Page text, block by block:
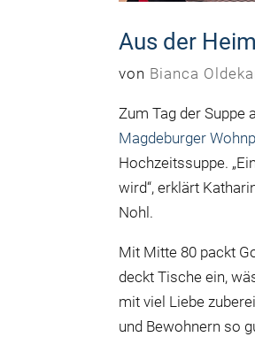
Aus der
von Bianca
Zum Tag der
Magdeburger
Hochzeitssuppe.
wird“, erklärt
Nohl.
Mit Mitte 80 packt
deckt Tische ein,
mit viel Liebe
und Bewohnern so